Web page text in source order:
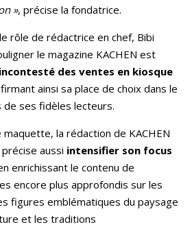
», précise la fondatrice.
rôle de rédactrice en chef, Bibi
le magazine KACHEN est
des ventes en kiosque
ainsi sa place de choix dans le
ses fidèles lecteurs.
maquette, la rédaction de KACHEN
aussi intensifier son focus
enrichissant le contenu de
encore plus approfondis sur les
figures emblématiques du paysage
et les traditions